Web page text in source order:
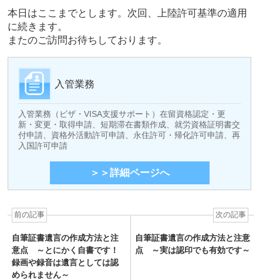
本日はここまでとします。次回、上陸許可基準の適用
に続きます。
またのご訪問お待ちしております。
入管業務
入管業務（ビザ・VISA支援サポート）在留資格認定・更
新・変更・取得申請、短期滞在書類作成、就労資格証明書交
付申請、資格外活動許可申請、永住許可・帰化許可申請、再
入国許可申請
＞＞詳細ページへ
前の記事
自筆証書遺言の作成方法と注
意点 ～とにかく自書です！
録画や録音は遺言としては認
められません～
次の記事
自筆証書遺言の作成方法と注意
点 ～実は認印でも有効です～